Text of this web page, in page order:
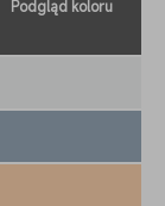
Podgląd koloru